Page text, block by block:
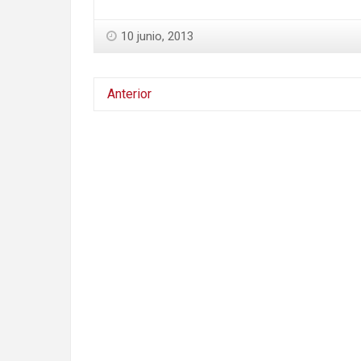
10 junio, 2013
Anterior